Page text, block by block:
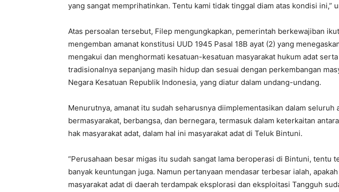
yang sangat memprihatinkan. Tentu kami tidak tinggal diam atas kondisi ini,”
Atas persoalan tersebut, Filep mengungkapkan, pemerintah berkewajiban
mengemban amanat konstitusi UUD 1945 Pasal 18B ayat (2) yang
mengakui dan menghormati kesatuan-kesatuan masyarakat hukum adat
tradisionalnya sepanjang masih hidup dan sesuai dengan perkembangan
Negara Kesatuan Republik Indonesia, yang diatur dalam undang-undang.
Menurutnya, amanat itu sudah seharusnya diimplementasikan dalam seluruh
bermasyarakat, berbangsa, dan bernegara, termasuk dalam keterkaitan
hak masyarakat adat, dalam hal ini masyarakat adat di Teluk Bintuni.
“Perusahaan besar migas itu sudah sangat lama beroperasi di Bintuni, tentu
banyak keuntungan juga. Namun pertanyaan mendasar terbesar ialah,
masyarakat adat di daerah terdampak eksplorasi dan eksploitasi Tangguh